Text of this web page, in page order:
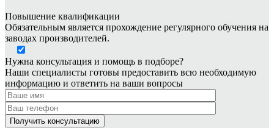
Повышение квалификации
Обязательным является прохождение регулярного обучения на
заводах производителей.
Нужна консультация и помощь в подборе?
Наши специалисты готовы предоставить всю необходимую
информацию и ответить на ваши вопросы